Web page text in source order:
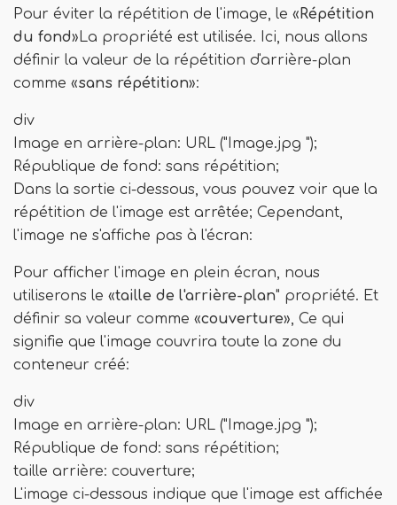
Pour éviter la répétition de l'image, le «Répétition
du fond»La propriété est utilisée. Ici, nous allons
définir la valeur de la répétition d'arrière-plan
comme «sans répétition»:
div
Image en arrière-plan: URL ("Image.jpg ");
République de fond: sans répétition;
Dans la sortie ci-dessous, vous pouvez voir que la
répétition de l'image est arrêtée; Cependant,
l'image ne s'affiche pas à l'écran:
Pour afficher l'image en plein écran, nous
utiliserons le «taille de l'arrière-plan" propriété. Et
définir sa valeur comme «couverture», Ce qui
signifie que l'image couvrira toute la zone du
conteneur créé:
div
Image en arrière-plan: URL ("Image.jpg ");
République de fond: sans répétition;
taille arrière: couverture;
L'image ci-dessous indique que l'image est affichée